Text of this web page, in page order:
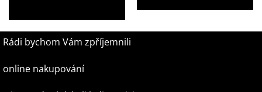
Rádi bychom Vám zpříjemnili
online nakupování